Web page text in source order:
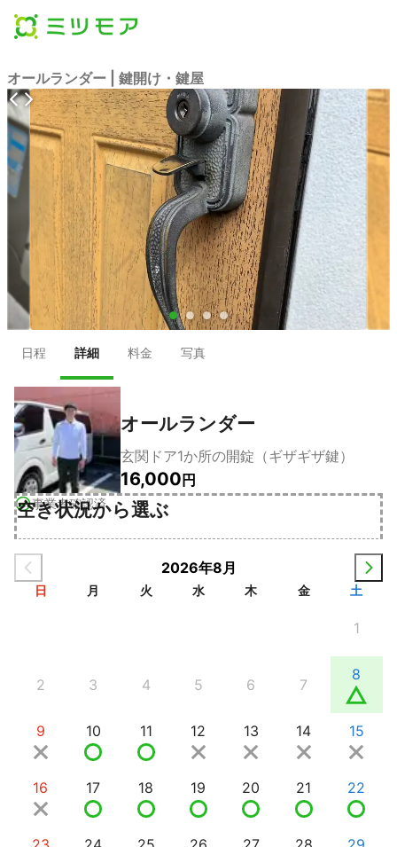
オールランダー | 鍵開け・鍵屋
● ● ● ●
日程 詳細 料金 写真
事業者確認済
オールランダー
玄関ドア1か所の開錠（ギザギザ鍵）
16,000円
空き状況から選ぶ
2026年8月
日 月 火 水 木 金 土
1
2 3 4 5 6 7
8
9 10 11 12 13 14 15
16 17 18 19 20 21 22